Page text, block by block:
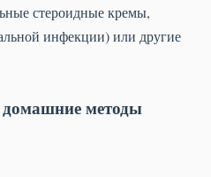
стероидные кремы,
инфекции) или другие
домашние методы